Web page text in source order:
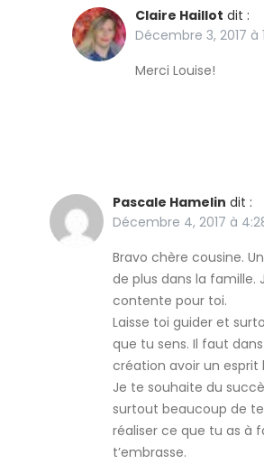
Claire Haillot dit :
Décembre 3, 2017 à
Merci Louise!
Pascale Hamelin dit :
Décembre 4, 2017 à
Bravo chère cousine.
de plus dans la famille.
contente pour toi.
Laisse toi guider et
que tu sens. Il faut
création avoir un esprit
Je te souhaite du
surtout beaucoup de
réaliser ce que tu as à
t’embrasse.